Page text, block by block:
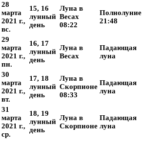
28
марта
2021 г.,
вс.
15, 16
лунный
день
Луна в
Весах
08:22
Полнолуние
21:48
29
марта
2021 г.,
пн.
16, 17
лунный
день
Луна в
Весах
Падающая
луна
30
марта
2021 г.,
вт.
17, 18
лунный
день
Луна в
Скорпионе
08:33
Падающая
луна
31
марта
2021 г.,
ср.
18, 19
лунный
день
Луна в
Скорпионе
Падающая
луна